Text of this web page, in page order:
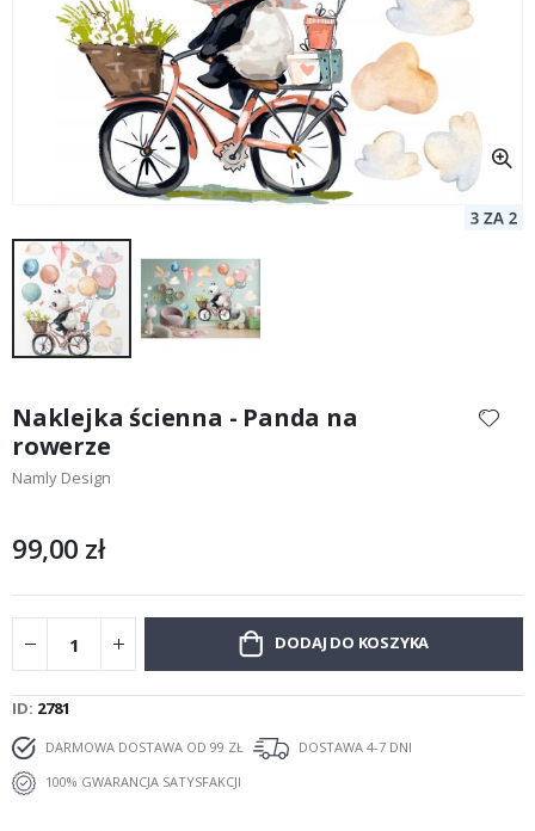
początek
galerii
Naklejka ścienna - Panda na
rowerze
Namly Design
99,00 zł
DODAJ DO KOSZYKA
ID 2781
DARMOWA DOSTAWA OD 99 ZŁ
DOSTAWA 4-7 DNI
100% GWARANCJA SATYSFAKCJI